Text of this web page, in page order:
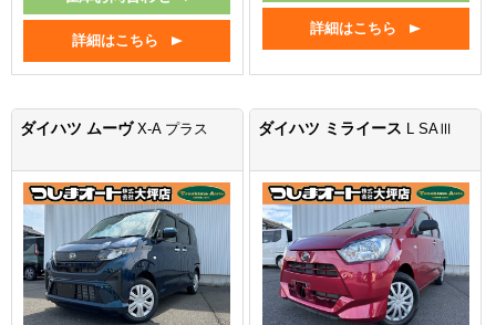
詳細はこちら
詳細はこちら
ダイハツ ムーヴ X-A プラス ダイハツ ミライース L SAⅢ